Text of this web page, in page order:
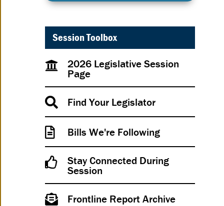
Session Toolbox
2026 Legislative Session
Page
Find Your Legislator
Bills We're Following
Stay Connected During
Session
Frontline Report Archive